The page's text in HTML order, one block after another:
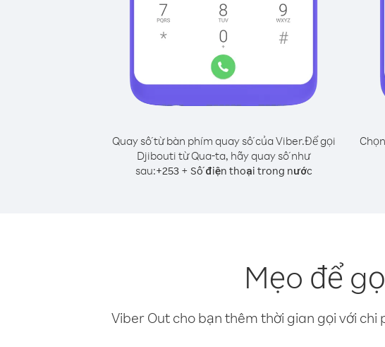
Quay số từ bàn phím quay số của Viber.Để gọi
Djibouti từ Qua-ta, hãy quay số như
sau:+253+ Số điện thoại trong nước
Mẹo để
Viber Out cho bạn thêm thời gian gọi với